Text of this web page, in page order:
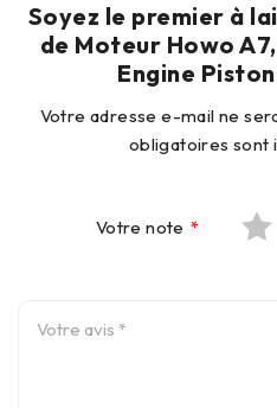
Soyez le premier à
de Moteur Howo A7,
Engine
Votre adresse e-mail ne
obligatoires sont
Votre note *